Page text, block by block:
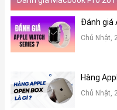
điểm hiện nay. Ngoài ra
cho phép người dùng làm
việc sáng tạo nội dung và
Đánh giá
Chủ Nhật,
Hàng
Chủ Nhật,